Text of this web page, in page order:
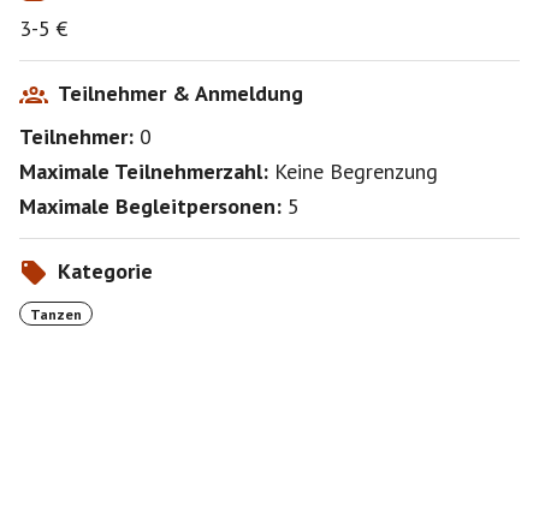
3-5 €
Teilnehmer & Anmeldung
Teilnehmer: 0
Maximale Teilnehmerzahl: Keine Begrenzung
Maximale Begleitpersonen: 5
Kategorie
Tanzen